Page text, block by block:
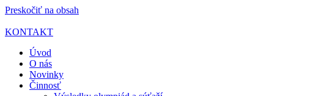
Preskočiť na obsah
KONTAKT
Úvod
O nás
Novinky
Činnosť